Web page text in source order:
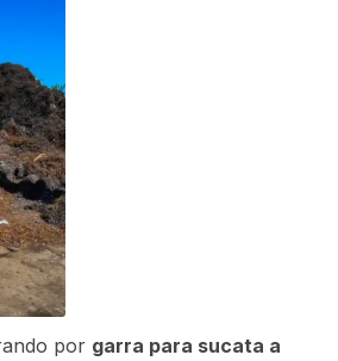
por garra para sucata a